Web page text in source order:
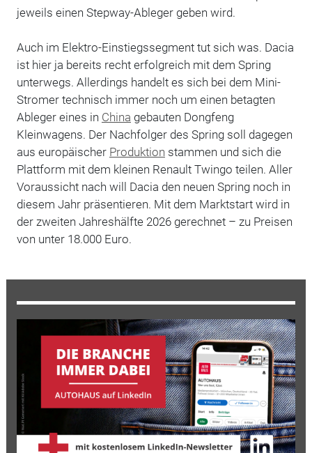
jeweils einen Stepway-Ableger geben wird.
Auch im Elektro-Einstiegssegment tut sich was. Dacia
ist hier ja bereits recht erfolgreich mit dem Spring
unterwegs. Allerdings handelt es sich bei dem Mini-
Stromer technisch immer noch um einen betagten
Ableger eines in China gebauten Dongfeng
Kleinwagens. Der Nachfolger des Spring soll dagegen
aus europäischer Produktion stammen und sich die
Plattform mit dem kleinen Renault Twingo teilen. Aller
Voraussicht nach will Dacia den neuen Spring noch in
diesem Jahr präsentieren. Mit dem Marktstart wird in
der zweiten Jahreshälfte 2026 gerechnet – zu Preisen
von unter 18.000 Euro.